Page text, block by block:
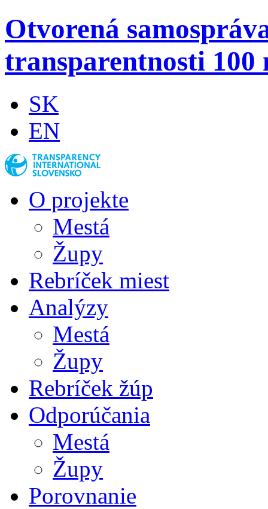
Otvorená
transparentnosti 100
SK
EN
O projekte
Mestá
Župy
Rebríček miest
Analýzy
Mestá
Župy
Rebríček žúp
Odporúčania
Mestá
Župy
Porovnanie